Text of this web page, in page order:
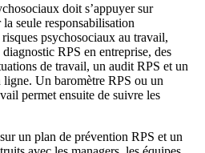
doit s’appuyer sur
seule responsabilisation
psychosociaux au travail,
RPS en entreprise, des
de travail, un audit RPS et un
Un baromètre RPS ou un
permet ensuite de suivre les
un plan de prévention RPS et un